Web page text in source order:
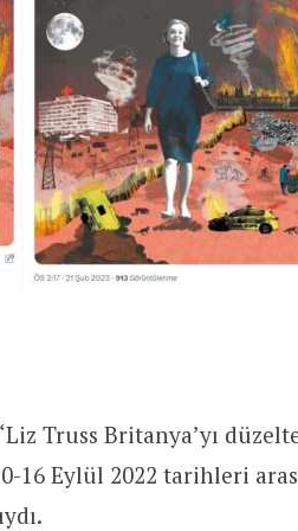
Truss Britanya’yı
16 Eylül 2022 tarihleri